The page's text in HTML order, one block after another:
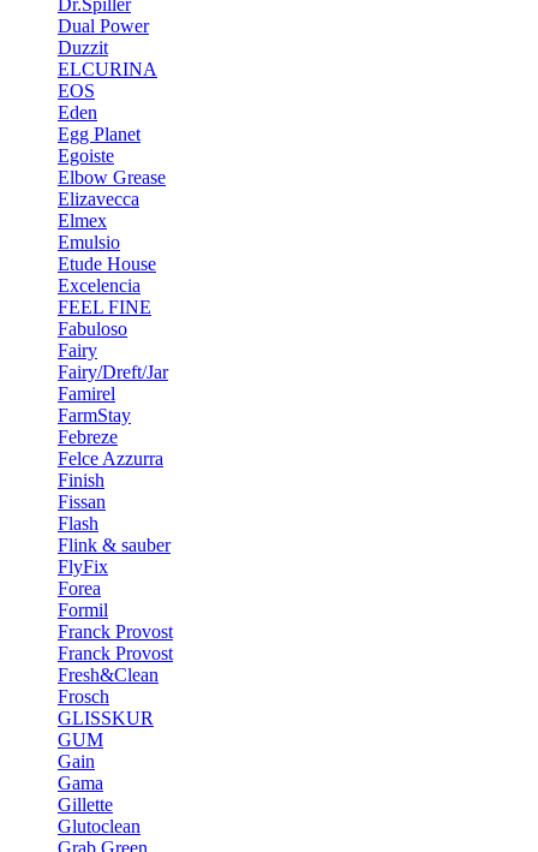
Dr.Spiller
Dual Power
Duzzit
ELCURINA
EOS
Eden
Egg Planet
Egoiste
Elbow Grease
Elizavecca
Elmex
Emulsio
Etude House
Excelencia
FEEL FINE
Fabuloso
Fairy
Fairy/Dreft/Jar
Famirel
FarmStay
Febreze
Felce Azzurra
Finish
Fissan
Flash
Flink & sauber
FlyFix
Forea
Formil
Franck Provost
Franck Provost
Fresh&Clean
Frosch
GLISSKUR
GUM
Gain
Gama
Gillette
Glutoclean
Grab Green